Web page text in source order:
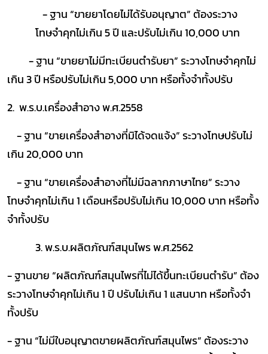
- ฐาน “ขายยาโดยไม่ได้รับอนุญาต” ต้องระวาง
โทษจำคุกไม่เกิน5ปี และปรับไม่เกิน10,000 บาท
-ฐาน “ขายยาไม่มีทะเบียนตำรับยา”ระวางโทษจำคุกไม่
เกิน3ปี หรือปรับไม่เกิน5,000 บาท หรือทั้งจำทั้งปรับ
2. พ.ร.บ.เครื่องสำอาง พ.ศ.2558
- ฐาน “ขายเครื่องสำอางที่มิได้จดแจ้ง”ระวางโทษปรับไม่
เกิน 20,000 บาท
-ฐาน “ขายเครื่องสำอางที่ไม่มีฉลากภาษาไทย”ระวาง
โทษจำคุกไม่เกิน 1 เดือนหรือปรับไม่เกิน 10,000 บาท หรือทั้ง
จำทั้งปรับ
3.พ.ร.บ.ผลิตภัณฑ์สมุนไพร พ.ศ.2562
- ฐานขาย “ผลิตภัณฑ์สมุนไพรที่ไม่ได้ขึ้นทะเบียนตำรับ”ต้อง
ระวางโทษจำคุกไม่เกิน 1 ปี ปรับไม่เกิน 1 แสนบาท หรือทั้งจำ
ทั้งปรับ
- ฐาน “ไม่มีใบอนุญาตขายผลิตภัณฑ์สมุนไพร”ต้องระวาง